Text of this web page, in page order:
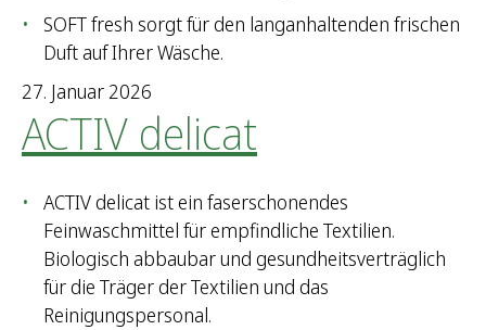
SOFT fresh sorgt für den langanhaltenden frischen
Duft auf Ihrer Wäsche.
27. Januar 2026
ACTIV delicat
ACTIV delicat ist ein faserschonendes
Feinwaschmittel für empfindliche Textilien.
Biologisch abbaubar und gesundheitsverträglich
für die Träger der Textilien und das
Reinigungspersonal.